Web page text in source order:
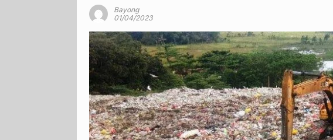
Bayong
01/04/2023